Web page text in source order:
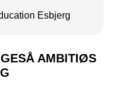
Esbjerg
AMBITIØS